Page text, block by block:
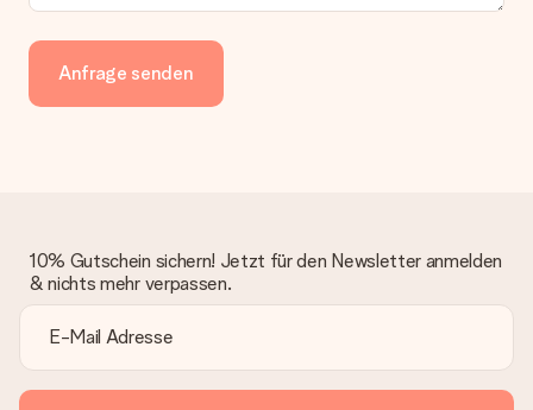
Anfrage senden
10% Gutschein sichern! Jetzt für den Newsletter anmelden
& nichts mehr verpassen.